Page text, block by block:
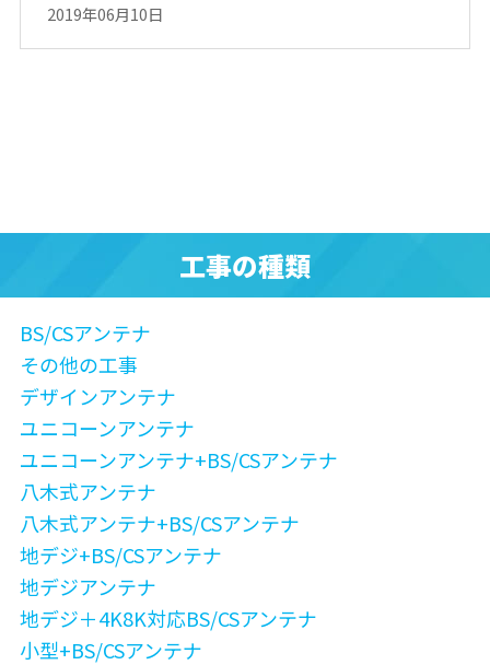
2019年06月10日
工事の種類
BS/CSアンテナ
その他の工事
デザインアンテナ
ユニコーンアンテナ
ユニコーンアンテナ+BS/CSアンテナ
八木式アンテナ
八木式アンテナ+BS/CSアンテナ
地デジ+BS/CSアンテナ
地デジアンテナ
地デジ＋4K8K対応BS/CSアンテナ
小型+BS/CSアンテナ